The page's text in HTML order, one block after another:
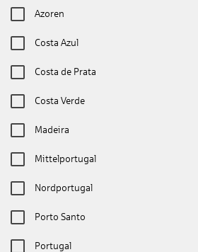
Azoren
Costa Azul
Costa de Prata
Costa Verde
Madeira
Mittelportugal
Nordportugal
Porto Santo
Portugal